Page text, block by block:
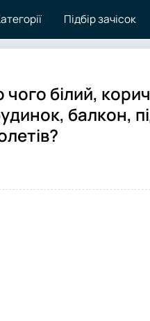
Підбір зачісок
чого білий,
балкон,